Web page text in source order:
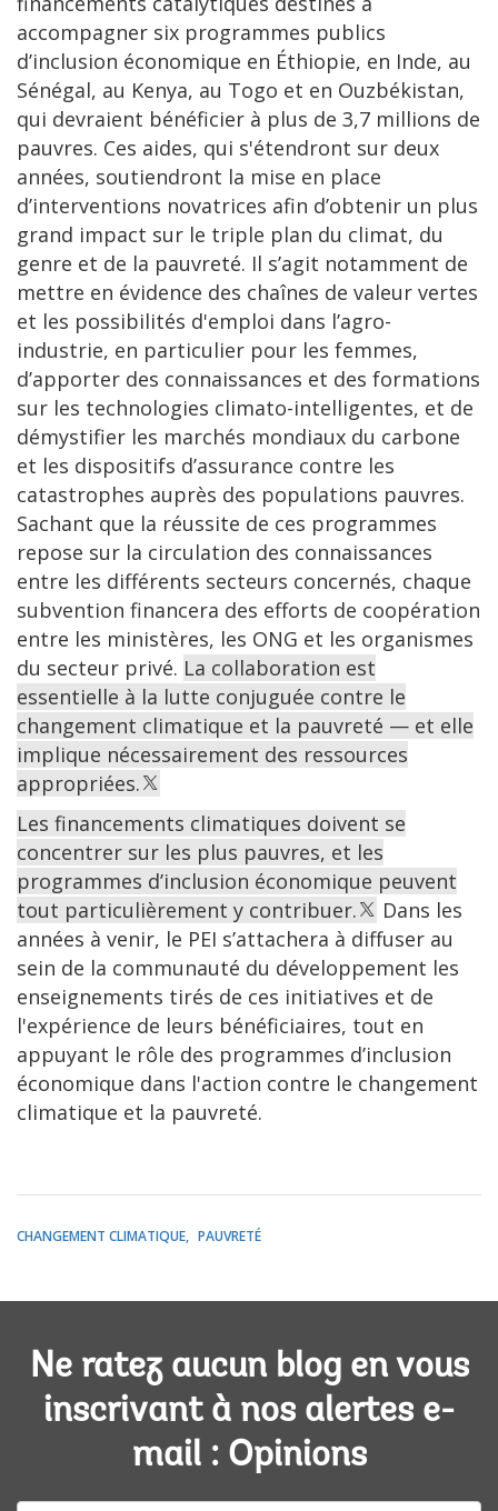
accompagner six programmes publics
d’inclusion économique en Éthiopie, en Inde, au
Sénégal, au Kenya, au Togo et en Ouzbékistan,
qui devraient bénéficier à plus de 3,7 millions de
pauvres. Ces aides, qui s'étendront sur deux
années, soutiendront la mise en place
d’interventions novatrices afin d’obtenir un plus
grand impact sur le triple plan du climat, du
genre et de la pauvreté. Il s’agit notamment de
mettre en évidence des chaînes de valeur vertes
et les possibilités d'emploi dans l’agro-
industrie, en particulier pour les femmes,
d’apporter des connaissances et des formations
sur les technologies climato-intelligentes, et de
démystifier les marchés mondiaux du carbone
et les dispositifs d’assurance contre les
catastrophes auprès des populations pauvres.
Sachant que la réussite de ces programmes
repose sur la circulation des connaissances
entre les différents secteurs concernés, chaque
subvention financera des efforts de coopération
entre les ministères, les ONG et les organismes
du secteur privé. La collaboration est
essentielle à la lutte conjuguée contre le
changement climatique et la pauvreté — et elle
implique nécessairement des ressources
appropriées.
Les financements climatiques doivent se
concentrer sur les plus pauvres, et les
programmes d’inclusion économique peuvent
tout particulièrement y contribuer.
Dans les
années à venir, le PEI s’attachera à diffuser au
sein de la communauté du développement les
enseignements tirés de ces initiatives et de
l'expérience de leurs bénéficiaires, tout en
appuyant le rôle des programmes d’inclusion
économique dans l'action contre le changement
climatique et la pauvreté.
CHANGEMENT CLIMATIQUE PAUVRETÉ
Ne ratez aucun blog en vous
inscrivant à nos alertes e-
mail : Opinions